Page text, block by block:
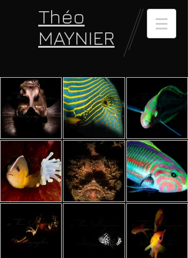
Théo
MAYNIER